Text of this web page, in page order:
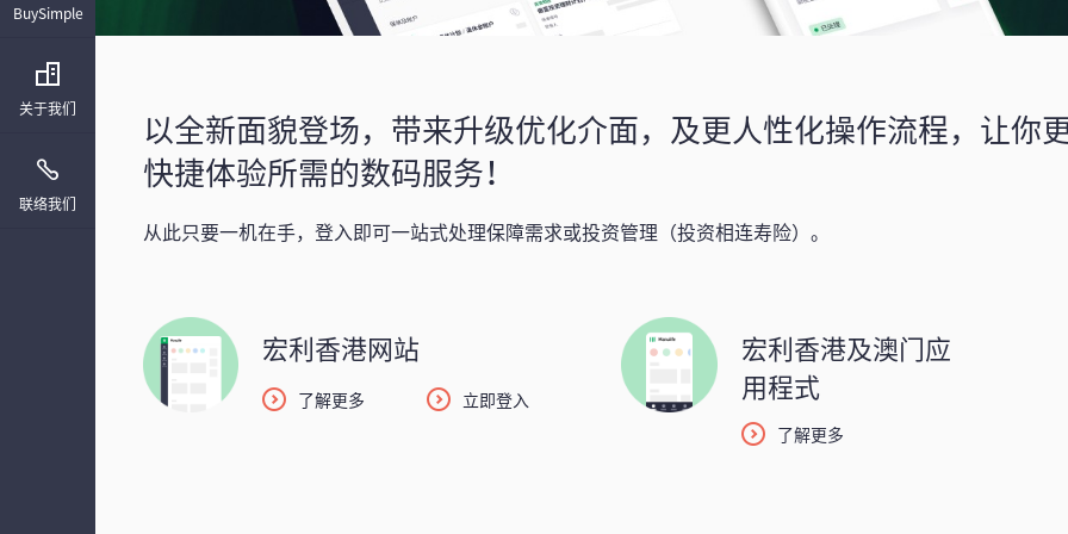
BuySimple
关于我们
联络我们
以全新面貌登场，带来升级优化介面，及更人性化操作流程，让你
快捷体验所需的数码服务！
从此只要一机在手，登入即可一站式处理保障需求或投资管理（投资相连寿险）。
宏利香港网站
了解更多 立即登入
宏利香港及澳门应
用程式
了解更多